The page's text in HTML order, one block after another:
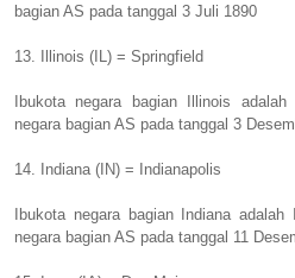
bagian AS pada tanggal 3 Juli 1890
13. Illinois (IL) = Springfield
Ibukota negara bagian Illinois
negara bagian AS pada tanggal 3
14. Indiana (IN) = Indianapolis
Ibukota negara bagian Indiana
negara bagian AS pada tanggal 11